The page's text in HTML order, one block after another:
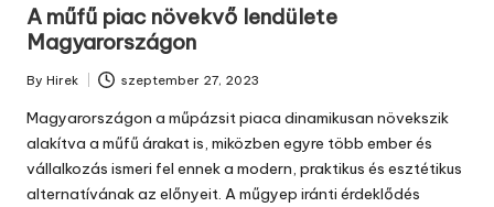
A műfű piac növekvő lendülete
Magyarországon
Posted
by
By Hirek szeptember 27, 2023
Magyarországon a műpázsit piaca dinamikusan növekszik
alakítva a műfű árakat is, miközben egyre több ember és
vállalkozás ismeri fel ennek a modern, praktikus és esztétikus
alternatívának az előnyeit. A műgyep iránti érdeklődés